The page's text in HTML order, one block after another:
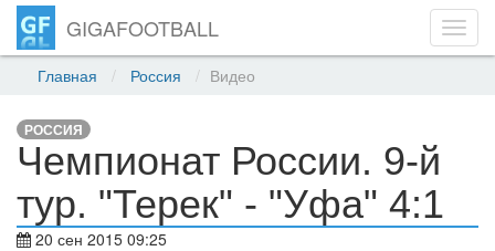
GIGAFOOTBALL
Главная Россия Видео
РОССИЯ
Чемпионат России. 9-й
тур. "Терек" - "Уфа" 4:1
20 сен 2015 09:25